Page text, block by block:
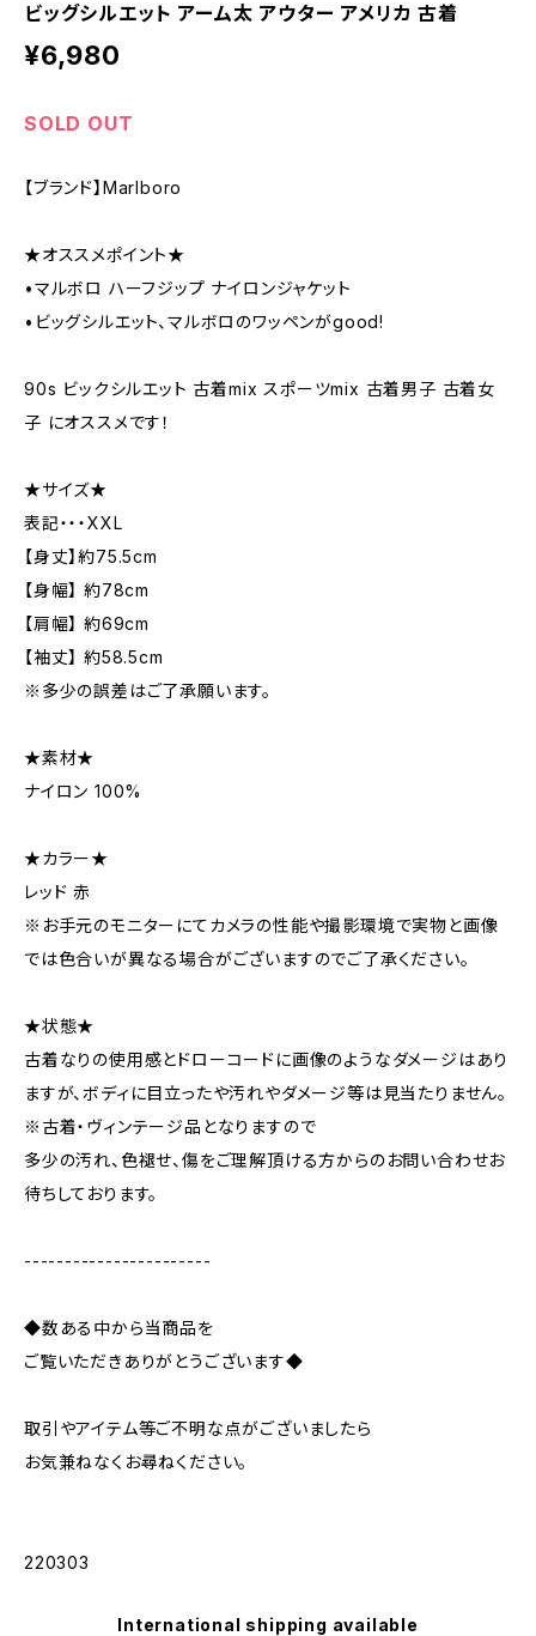
ビッグシルエット アーム太 アウター アメリカ 古着
¥6,980
SOLD OUT
【ブランド】Marlboro
★オススメポイント★
•マルボロ ハーフジップ ナイロンジャケット
•ビッグシルエット、マルボロのワッペンがgood!
90s ビックシルエット 古着mix スポーツmix 古着男子 古着女
子 にオススメです！
★サイズ★
表記・・・XXL
【身丈】約75.5cm
【身幅】 約78cm
【肩幅】 約69cm
【袖丈】 約58.5cm
※多少の誤差はご了承願います。
★素材★
ナイロン 100%
★カラー★
レッド 赤
※お手元のモニターにてカメラの性能や撮影環境で実物と画像
では色合いが異なる場合がございますのでご了承ください。
★状態★
古着なりの使用感とドローコードに画像のようなダメージはあり
ますが、ボディに目立ったや汚れやダメージ等は見当たりません。
※古着・ヴィンテージ品となりますので
多少の汚れ、色褪せ、傷をご理解頂ける方からのお問い合わせお
待ちしております。
-----------------------
◆数ある中から当商品を
ご覧いただきありがとうございます◆
取引やアイテム等ご不明な点がございましたら
お気兼ねなくお尋ねください。
220303
International shipping available